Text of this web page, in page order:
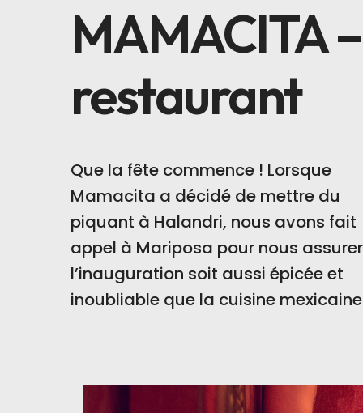
MAMACITA
restaurant
Que la fête commence ! Lorsque
Mamacita a décidé de mettre du
piquant à Halandri, nous avons fait
appel à Mariposa pour nous
l’inauguration soit aussi épicée et
inoubliable que la cuisine